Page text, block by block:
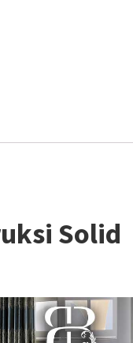
Solid